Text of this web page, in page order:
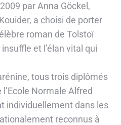
par Anna Göckel,
a choisi de porter
roman de Tolstoï
et l’élan vital qui
tous trois diplômés
Normale Alfred
individuellement dans les
reconnus à